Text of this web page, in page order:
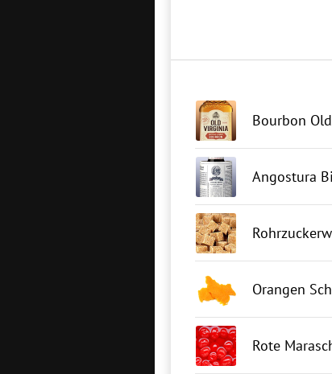
Bourbon
Angostura
Orangen
Rote